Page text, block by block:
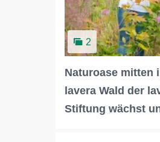
2
Naturoase mitten
lavera Wald der
Stiftung wächst